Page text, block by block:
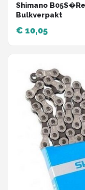
Shimano
Bulkverpakt
€ 10,05